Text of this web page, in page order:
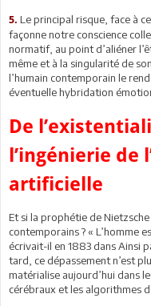
5. Le principal risque, face à
façonne notre conscience
normatif, au point d’aliéner
même et à la singularité de
l’humain contemporain le
éventuelle hybridation
De
l’ingénierie de
artificielle
Et si la prophétie de
contemporains ? « L’homme
écrivait-il en 1883 dans Ainsi
tard, ce dépassement n’est
matérialise aujourd’hui dans
cérébraux et les algorithmes